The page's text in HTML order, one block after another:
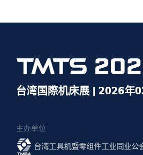
台湾国際机床展 | 2026年
主办单位
台湾工具机暨零组件工业同业公